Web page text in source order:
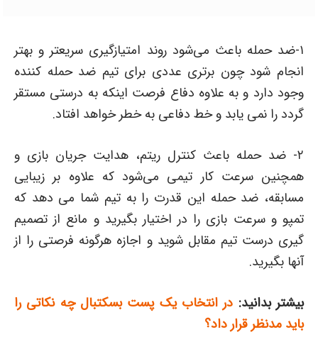
۱-ضد حمله باعث می‌شود روند امتیازگیری سریعتر و بهتر
انجام شود چون برتری عددی برای تیم ضد حمله کننده
وجود دارد و به علاوه دفاع فرصت اینکه به درستی مستقر
گردد را نمی یابد و خط دفاعی به خطر خواهد افتاد.
۲- ضد حمله باعث کنترل ریتم، هدایت جریان بازی و
همچنین سرعت کار تیمی می‌شود که علاوه بر زیبایی
مسابقه، ضد حمله این قدرت را به تیم شما می دهد که
تمپو و سرعت بازی را در اختیار بگیرید و مانع از تصمیم
گیری درست تیم مقابل شوید و اجازه هرگونه فرصتی را از
آنها بگیرید.
بیشتر بدانید: در انتخاب یک پست بسکتبال چه نکاتی را
باید مدنظر قرار داد؟